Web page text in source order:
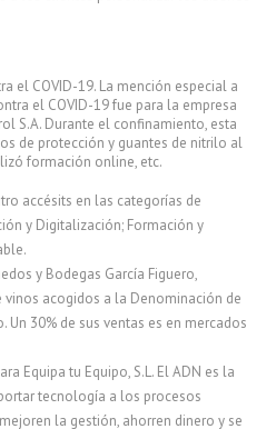
el COVID-19. La mención especial a
el COVID-19 fue para la empresa
S.A. Durante el confinamiento, esta
de protección y guantes de nitrilo al
formación online, etc.
accésits en las categorías de
y Digitalización; Formación y
y Bodegas García Figuero,
acogidos a la Denominación de
Un 30% de sus ventas es en mercados
Equipa tu Equipo, S.L. El ADN es la
tecnología a los procesos
la gestión, ahorren dinero y se